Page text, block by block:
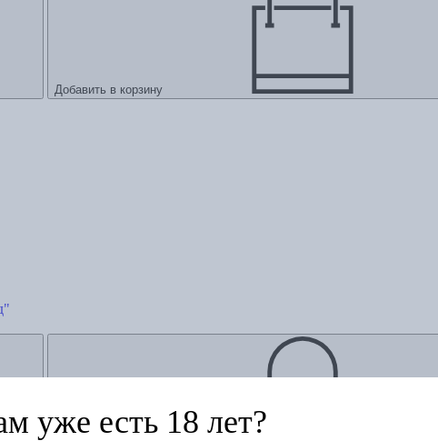
Добавить в корзину
уже есть 18 лет?